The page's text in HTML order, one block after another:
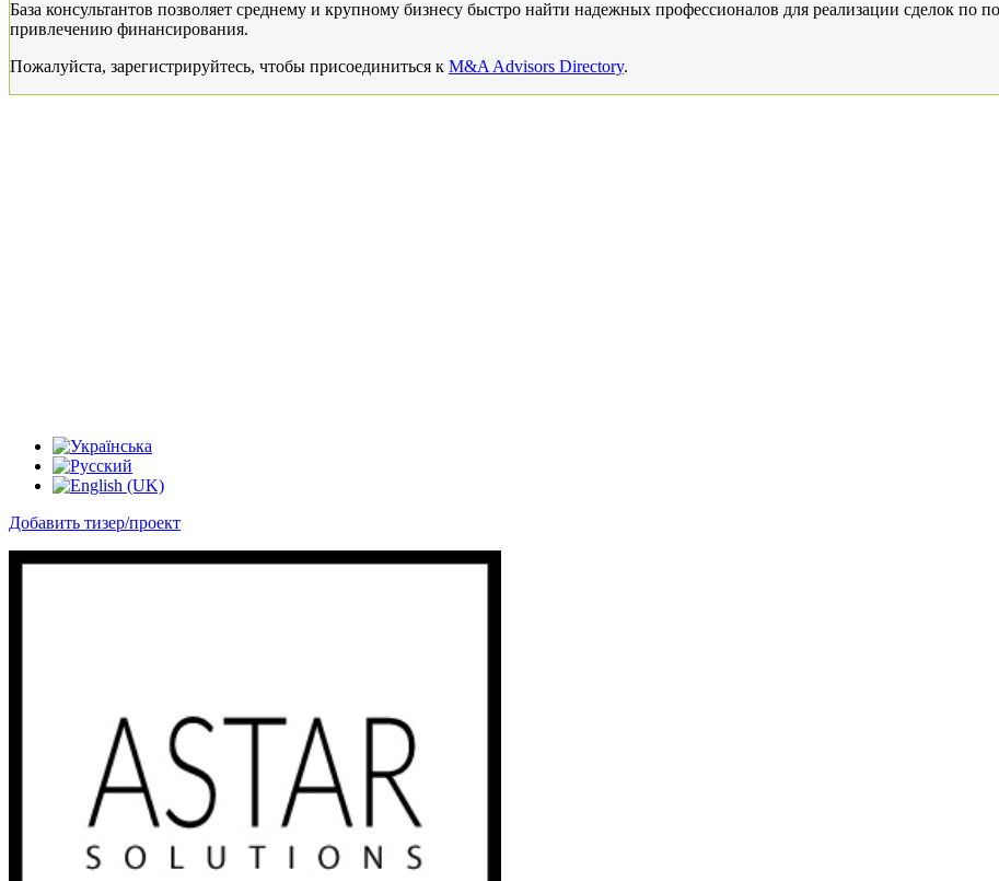
База консультантов позволяет среднему и крупному бизнесу быстро найти надежных профессионалов для реализации сделок по
привлечению финансирования.
Пожалуйста, зарегистрируйтесь, чтобы присоединиться к M&A Advisors Directory.
Добавить тизер/проект